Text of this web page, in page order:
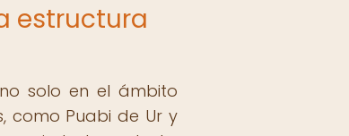
estructura
solo en el ámbito
como Puabi de Ur y